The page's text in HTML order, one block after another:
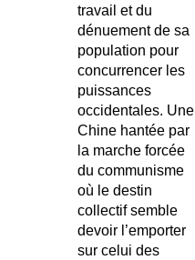
travail et du
dénuement de sa
population pour
concurrencer les
puissances
occidentales. Une
Chine hantée par
la marche forcée
du communisme
où le destin
collectif semble
devoir l’emporter
sur celui des